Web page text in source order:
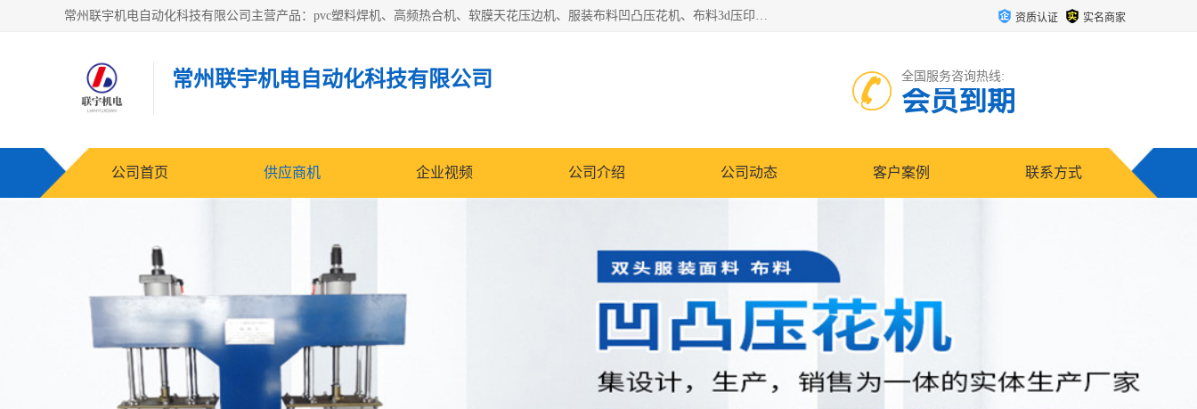
常州联宇机电自动化科技有限公司主营产品：pvc塑料焊机、高频热合机、软膜天花压边机、服装布料凹凸压花机、布料3d压印设备、服装植胶设备、超声波布料花边机、无纺布热合机、全自动压花机。 资质认证 实名商家
常州联宇机电自动化科技有限公司 全国服务咨询热线:
会员到期
公司首页 供应商机 企业视频 公司介绍 公司动态 客户案例 联系方式